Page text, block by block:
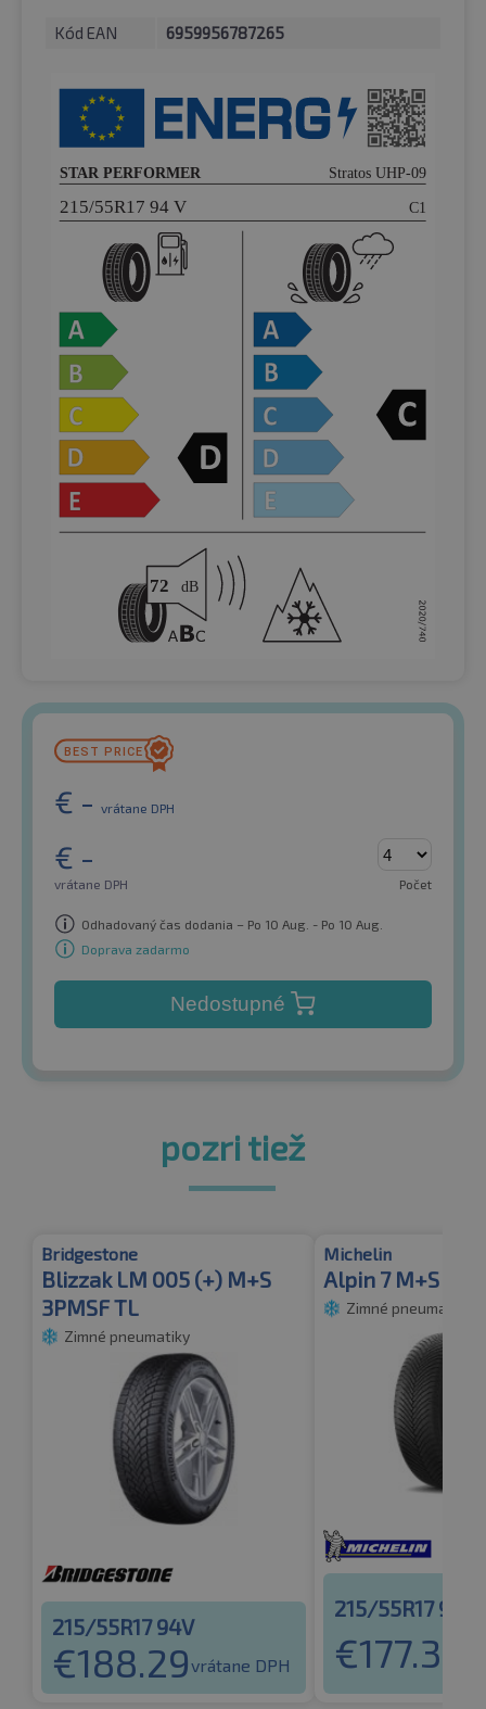
Kód EAN 6959956787265
€ - vrátane DPH
€ -
vrátane DPH Počet
Odhadovaný čas dodania – Po 10 Aug. - Po 10 Aug.
Doprava zadarmo
Nedostupné
pozri tiež
Bridgestone
Blizzak LM 005 (+) M+S
3PMSF TL
Zimné pneumatiky
215/55R17 94V
€188.29vrátane DPH
Michelin
Alpin 7 M+S
Zimné pneumatiky
215/55R17 94V
€177.32